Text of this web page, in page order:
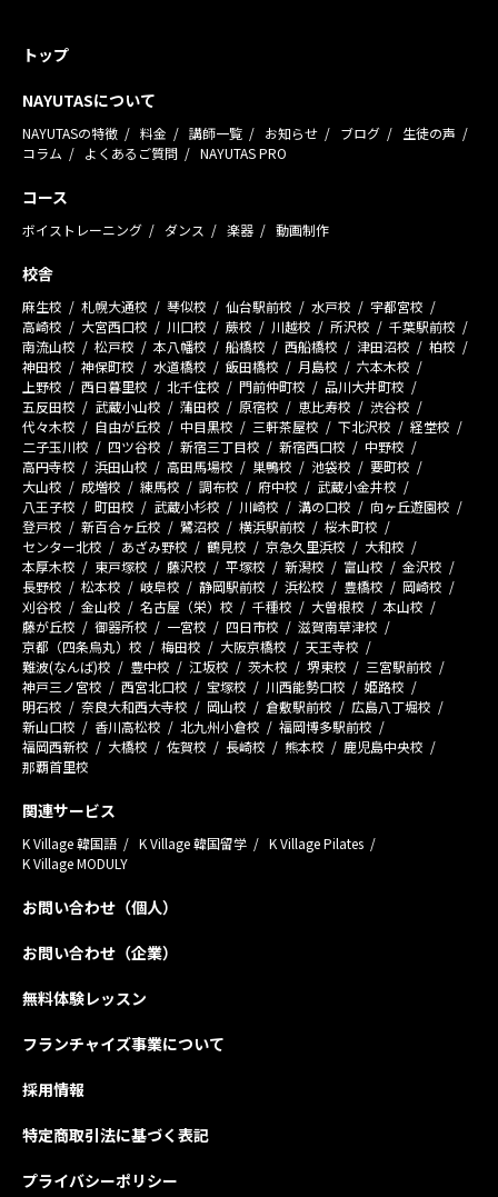
トップ
NAYUTASについて
NAYUTASの特徴 料金 講師一覧 お知らせ ブログ
生徒の声
コラム
よくあるご質問 NAYUTAS PRO
コース
ボイストレーニング ダンス 楽器 動画制作
校舎
麻生校 札幌大通校 琴似校 仙台駅前校 水戸校
宇都宮校
高崎校
大宮西口校 川口校 蕨校 川越校 所沢校
千葉駅前校
南流山校
松戸校 本八幡校 船橋校 西船橋校 津田沼校
柏校
神田校
神保町校 水道橋校 飯田橋校 月島校
六本木校
上野校
西日暮里校 北千住校 門前仲町校
品川大井町校
五反田校
武蔵小山校 蒲田校 原宿校 恵比寿校
渋谷校
代々木校
自由が丘校 中目黒校 三軒茶屋校 下北沢校
経堂校
二子玉川校
四ツ谷校 新宿三丁目校 新宿西口校
中野校
高円寺校
浜田山校 高田馬場校 巣鴨校 池袋校
要町校
大山校
成増校 練馬校 調布校 府中校
武蔵小金井校
八王子校
町田校 武蔵小杉校 川崎校 溝の口校
向ヶ丘遊園校
登戸校
新百合ヶ丘校 鷺沼校 横浜駅前校
桜木町校
センター北校
あざみ野校 鶴見校 京急久里浜校
大和校
本厚木校
東戸塚校 藤沢校 平塚校 新潟校 富山校
金沢校
長野校
松本校 岐阜校 静岡駅前校 浜松校 豊橋校
岡崎校
刈谷校
金山校 名古屋（栄）校 千種校 大曽根校
本山校
藤が丘校
御器所校 一宮校 四日市校
滋賀南草津校
京都（四条烏丸）校
梅田校 大阪京橋校
天王寺校
難波(なんば)校
豊中校 江坂校 茨木校 堺東校
三宮駅前校
神戸三ノ宮校
西宮北口校 宝塚校 川西能勢口校
姫路校
明石校
奈良大和西大寺校 岡山校 倉敷駅前校
広島八丁堀校
新山口校
香川高松校 北九州小倉校
福岡博多駅前校
福岡西新校
大橋校 佐賀校 長崎校 熊本校
鹿児島中央校
那覇首里校
関連サービス
K Village 韓国語 K Village 韓国留学
K Village Pilates
K Village MODULY
お問い合わせ（個人）
お問い合わせ（企業）
無料体験レッスン
フランチャイズ事業について
採用情報
特定商取引法に基づく表記
プライバシーポリシー